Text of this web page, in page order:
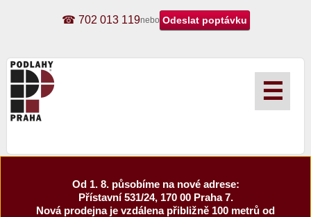
☎ 702 013 119nebo
☰
Od 1. 8. působíme na nové adrese:
Přístavní 531/24, 170 00 Praha 7.
Nová prodejna je vzdálena přibližně 100 metrů od